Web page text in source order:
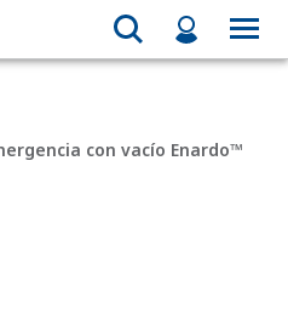
con vacío Enardo™